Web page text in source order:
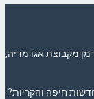
מקבוצת אגו מדיה,
חיפה והקריות?